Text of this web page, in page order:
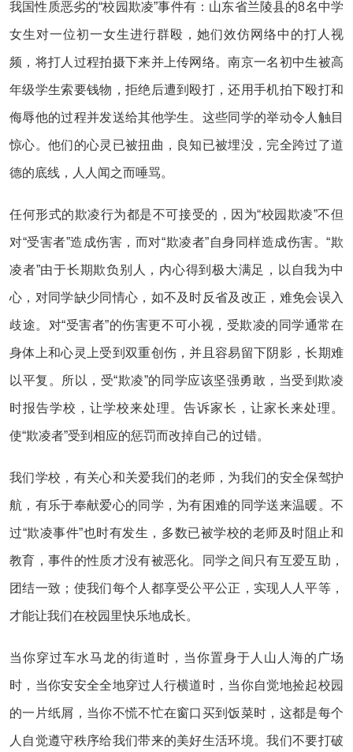
我国性质恶劣的“校园欺凌”事件有：山东省兰陵县的8名中学
女生对一位初一女生进行群殴，她们效仿网络中的打人视
频，将打人过程拍摄下来并上传网络。南京一名初中生被高
年级学生索要钱物，拒绝后遭到殴打，还用手机拍下殴打和
侮辱他的过程并发送给其他学生。这些同学的举动令人触目
惊心。他们的心灵已被扭曲，良知已被埋没，完全跨过了道
德的底线，人人闻之而唾骂。
任何形式的欺凌行为都是不可接受的，因为“校园欺凌”不但
对“受害者”造成伤害，而对“欺凌者”自身同样造成伤害。“欺
凌者”由于长期欺负别人，内心得到极大满足，以自我为中
心，对同学缺少同情心，如不及时反省及改正，难免会误入
歧途。对“受害者”的伤害更不可小视，受欺凌的同学通常在
身体上和心灵上受到双重创伤，并且容易留下阴影，长期难
以平复。所以，受“欺凌”的同学应该坚强勇敢，当受到欺凌
时报告学校，让学校来处理。告诉家长，让家长来处理。
使“欺凌者”受到相应的惩罚而改掉自己的过错。
我们学校，有关心和关爱我们的老师，为我们的安全保驾护
航，有乐于奉献爱心的同学，为有困难的同学送来温暖。不
过“欺凌事件”也时有发生，多数已被学校的老师及时阻止和
教育，事件的性质才没有被恶化。同学之间只有互爱互助，
团结一致；使我们每个人都享受公平公正，实现人人平等，
才能让我们在校园里快乐地成长。
当你穿过车水马龙的街道时，当你置身于人山人海的广场
时，当你安安全全地穿过人行横道时，当你自觉地捡起校园
的一片纸屑，当你不慌不忙在窗口买到饭菜时，这都是每个
人自觉遵守秩序给我们带来的美好生活环境。我们不要打破